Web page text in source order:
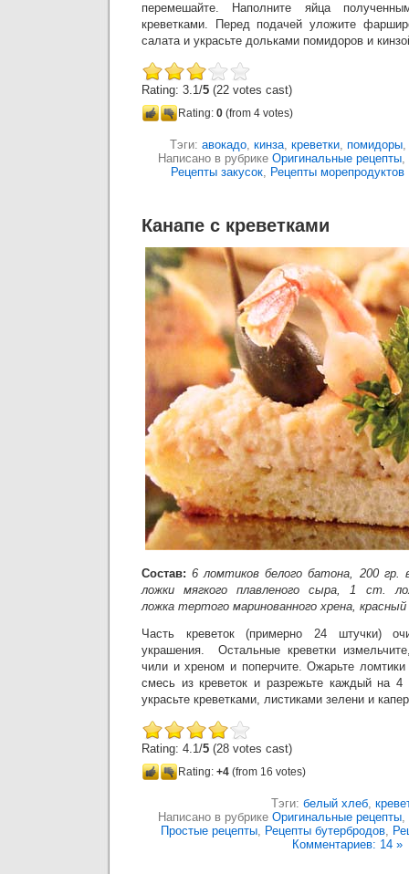
перемешайте. Наполните яйца
креветками. Перед подачей уложите
салата и украсьте дольками помидоров и
Rating: 3.1/5 (22 votes cast)
Rating: 0 (from 4 votes)
Тэги: авокадо, кинза, креветки, помидоры,
Написано в рубрике Оригинальные рецепты,
Рецепты закусок, Рецепты морепродуктов
Канапе с креветками
Состав:6 ломтиков белого батона, 200 гр.
ложки мягкого плавленого сыра, 1 ст.
ложка тертого маринованного хрена,
Часть креветок (примерно 24 штучки)
украшения. Остальные креветки
чили и хреном и поперчите. Ожарьте
смесь из креветок и разрежьте каждый на 4
украсьте креветками, листиками зелени и
Rating: 4.1/5 (28 votes cast)
Rating: +4 (from 16 votes)
Тэги: белый хлеб,
Написано в рубрике Оригинальные рецепты,
Простые рецепты, Рецепты бутербродов,
Комментариев: 14 »